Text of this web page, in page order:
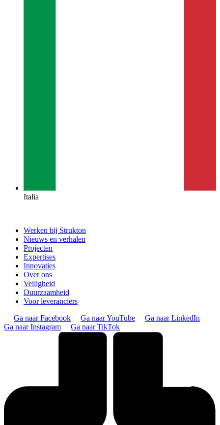
Italia
Werken bij Strukton
Nieuws en verhalen
Projecten
Expertises
Innovaties
Over ons
Veiligheid
Duurzaamheid
Voor leveranciers
Ga naar Facebook
Ga naar YouTube
Ga naar LinkedIn
Ga naar Instagram
Ga naar TikTok